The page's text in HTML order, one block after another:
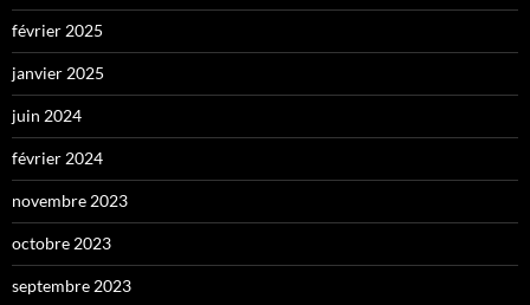
février 2025
janvier 2025
juin 2024
février 2024
novembre 2023
octobre 2023
septembre 2023